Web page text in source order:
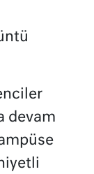
devam